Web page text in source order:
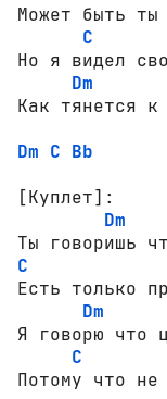
Может быть ты
C
Но я видел
Dm
Dm C Bb
[Куплет]:
Dm
C
Есть только
Dm
Я говорю что
C
Потому что